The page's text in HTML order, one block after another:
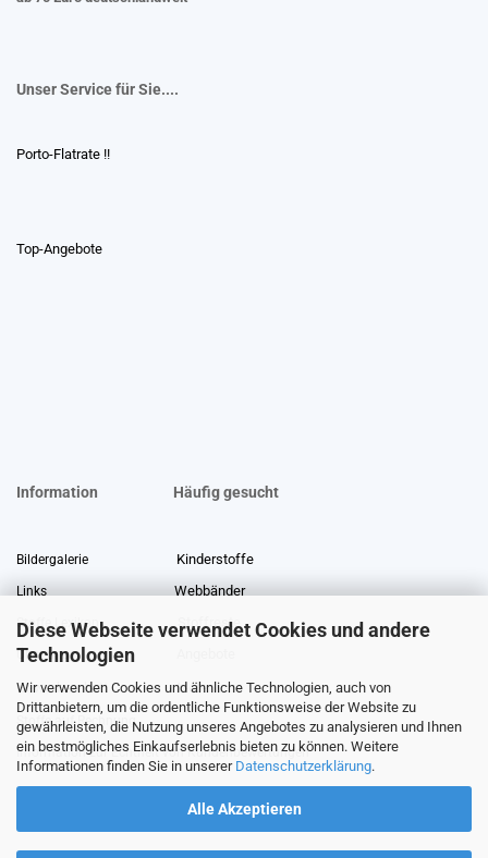
Diese Webseite verwendet Cookies und andere
Technologien
Wir verwenden Cookies und ähnliche Technologien, auch von
Drittanbietern, um die ordentliche Funktionsweise der Website zu
gewährleisten, die Nutzung unseres Angebotes zu analysieren und Ihnen
ein bestmögliches Einkaufserlebnis bieten zu können. Weitere
Informationen finden Sie in unserer Datenschutzerklärung.
Alle Akzeptieren
Unser Service für Sie....
Porto-Flatrate !!
Top-Angebote
Information Häufig gesucht
Bildergalerie Kinderstoffe
Links Webbänder
Stoffe Lexikon Stoffreste
Über uns
Gewerberabatt Meterware
Stoffe auf Rechnung
Information zur Echtheit von Kundenbewertungen